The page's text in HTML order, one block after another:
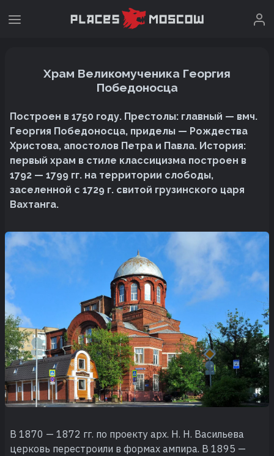
Храм Великомученика Георгия
Победоносца
Построен в 1750 году. Престолы: главный — вмч.
Георгия Победоносца, приделы — Рождества
Христова, апостолов Петра и Павла. История:
первый храм в стиле классицизма построен в
1792 — 1799 гг. на территории слободы,
заселенной с 1729 г. свитой грузинского царя
Вахтанга.
В 1870 — 1872 гг. по проекту арх. Н. Н. Васильева
церковь перестроили в формах ампира. В 1895 —